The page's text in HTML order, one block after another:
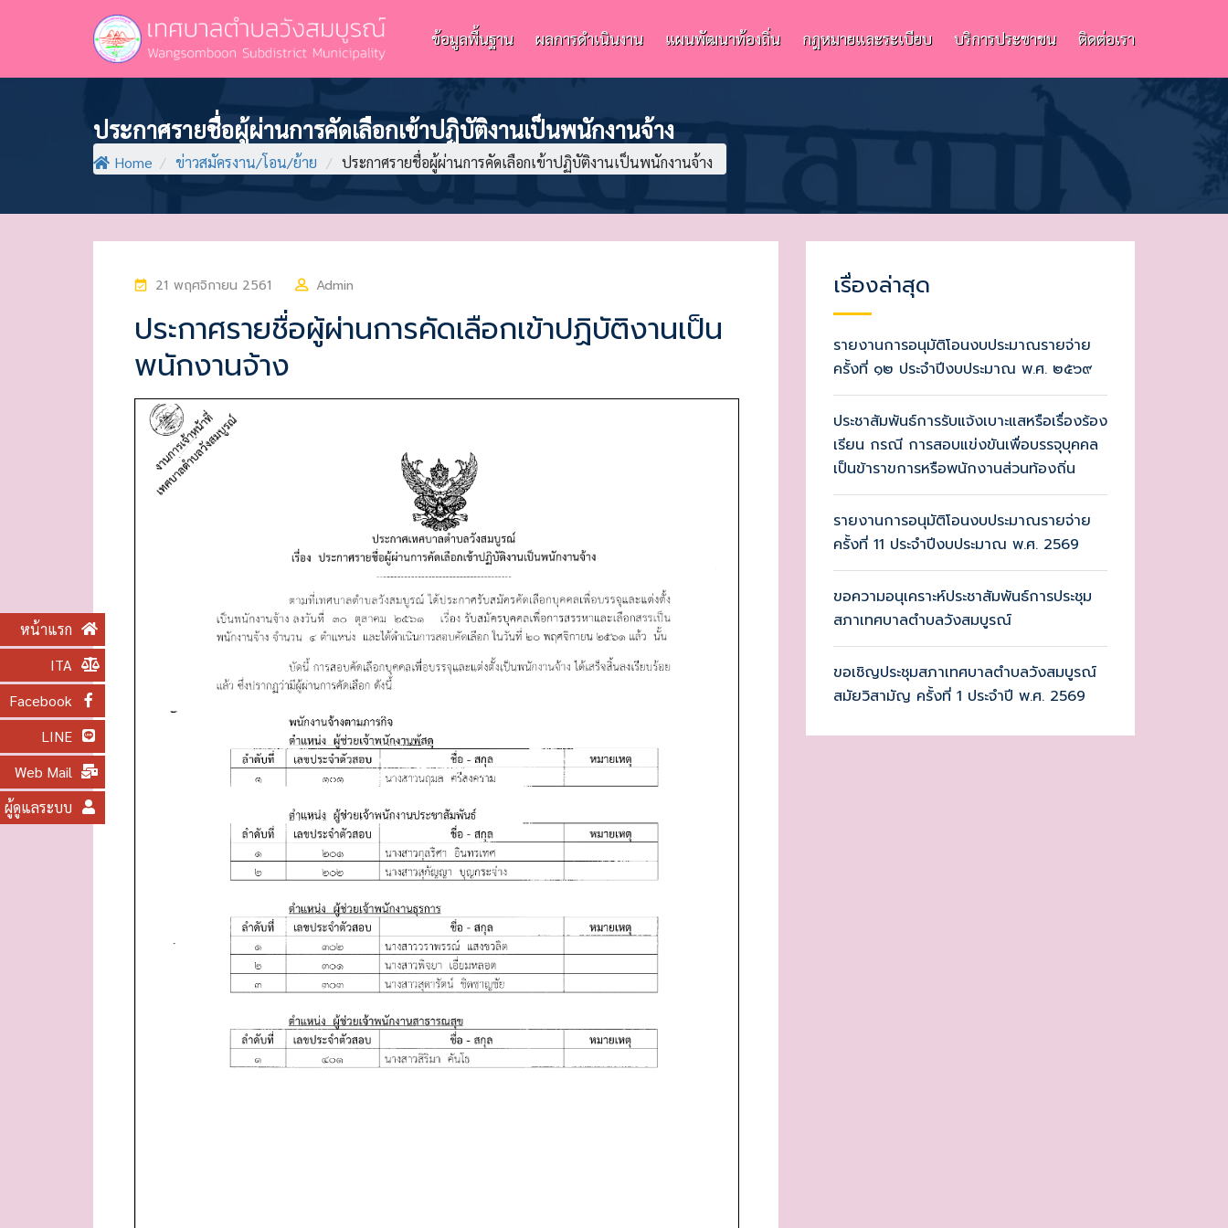
หน้าแรก
ITA
Facebook
LINE
Web Mail
ผู้ดูแลระบบ
ข้อมูลพื้นฐาน ผลการดำเนินงาน แผนพัฒนาท้องถิ่น กฎหมายและระเบียบ บริการประชาชน ติดต่อเรา
ประกาศรายชื่อผู้ผ่านการคัดเลือกเข้าปฏิบัติงานเป็นพนักงานจ้าง
Home / ข่าวสมัครงาน/โอน/ย้าย / ประกาศรายชื่อผู้ผ่านการคัดเลือกเข้าปฏิบัติงานเป็นพนักงานจ้าง
P
S
T
E
D
O
21 พฤศจิกายน 2561 Admin
ประกาศรายชื่อผู้ผ่านการคัดเลือกเข้าปฏิบัติงานเป็น
พนักงานจ้าง
เรื่องล่าสุด
รายงานการอนุมัติโอนงบประมาณรายจ่าย
ครั้งที่ ๑๒ ประจำปีงบประมาณ พ.ศ. ๒๕๖๙
ประชาสัมพันธ์การรับแจ้งเบาะแสหรือเรื่องร้อง
เรียน กรณี การสอบแข่งขันเพื่อบรรจุบุคคล
เป็นข้าราขการหรือพนักงานส่วนท้องถิ่น
รายงานการอนุมัติโอนงบประมาณรายจ่าย
ครั้งที่ 11 ประจำปีงบประมาณ พ.ศ. 2569
ขอความอนุเคราะห์ประชาสัมพันธ์การประชุม
สภาเทศบาลตำบลวังสมบูรณ์
ขอเชิญประชุมสภาเทศบาลตำบลวังสมบูรณ์
สมัยวิสามัญ ครั้งที่ 1 ประจำปี พ.ศ. 2569